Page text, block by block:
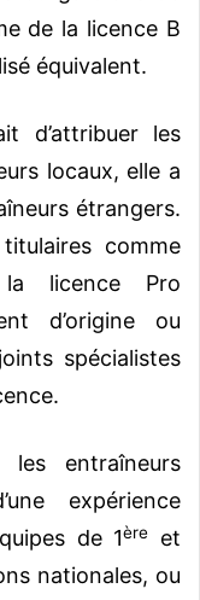
de la licence B
équivalent.
d’attribuer les
locaux, elle a
étrangers.
comme
la licence Pro
d’origine ou
spécialistes
les entraîneurs
expérience
de 1ère
et
nationales, ou